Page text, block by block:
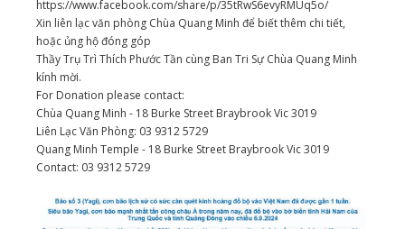
https://www.facebook.com/share/p/35tRwS6evyRMUq5o/
Xin liên lạc văn phòng Chùa Quang Minh để biết thêm chi tiết,
hoặc ủng hộ đóng góp
Thầy Trụ Trì Thích Phước Tần cùng Ban Tri Sự Chùa Quang Minh
kính mời.
For Donation please contact:
Chùa Quang Minh - 18 Burke Street Braybrook Vic 3019
Liên Lạc Văn Phòng: 03 9312 5729
Quang Minh Temple - 18 Burke Street Braybrook Vic 3019
Contact: 03 9312 5729